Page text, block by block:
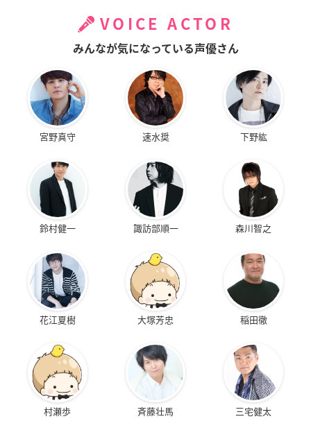
VOICE ACTOR
みんなが気になっている声優さん
宮野真守 速水奨 下野紘
鈴村健一 諏訪部順一 森川智之
花江夏樹 大塚芳忠 稲田徹
村瀬歩 斉藤壮馬 三宅健太